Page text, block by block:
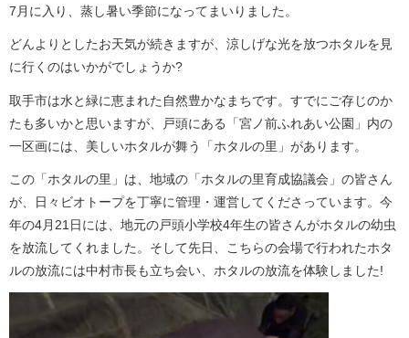
7月に入り、蒸し暑い季節になってまいりました。
どんよりとしたお天気が続きますが、涼しげな光を放つホタルを見
に行くのはいかがでしょうか?
取手市は水と緑に恵まれた自然豊かなまちです。すでにご存じのか
たも多いかと思いますが、戸頭にある「宮ノ前ふれあい公園」内の
一区画には、美しいホタルが舞う「ホタルの里」があります。
この「ホタルの里」は、地域の「ホタルの里育成協議会」の皆さん
が、日々ビオトープを丁寧に管理・運営してくださっています。今
年の4月21日には、地元の戸頭小学校4年生の皆さんがホタルの幼虫
を放流してくれました。そして先日、こちらの会場で行われたホタ
ルの放流には中村市長も立ち会い、ホタルの放流を体験しました!